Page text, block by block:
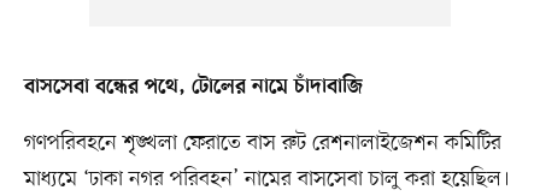
বাসসেবা বন্ধের পথে, টোলের নামে চাঁদাবাজি
গণপরিবহনে শৃঙ্খলা ফেরাতে বাস রুট রেশনালাইজেশন কমিটির
মাধ্যমে ‘ঢাকা নগর পরিবহন’ নামের বাসসেবা চালু করা হয়েছিল।